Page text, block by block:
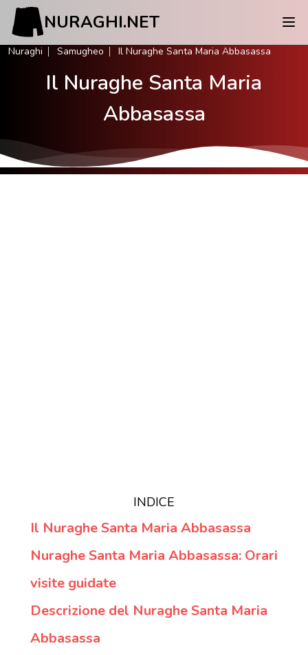
NURAGHI.NET
Nuraghi Samugheo Il Nuraghe Santa Maria Abbasassa
Il Nuraghe Santa Maria
Abbasassa
INDICE
Il Nuraghe Santa Maria Abbasassa
Nuraghe Santa Maria Abbasassa: Orari
visite guidate
Descrizione del Nuraghe Santa Maria
Abbasassa